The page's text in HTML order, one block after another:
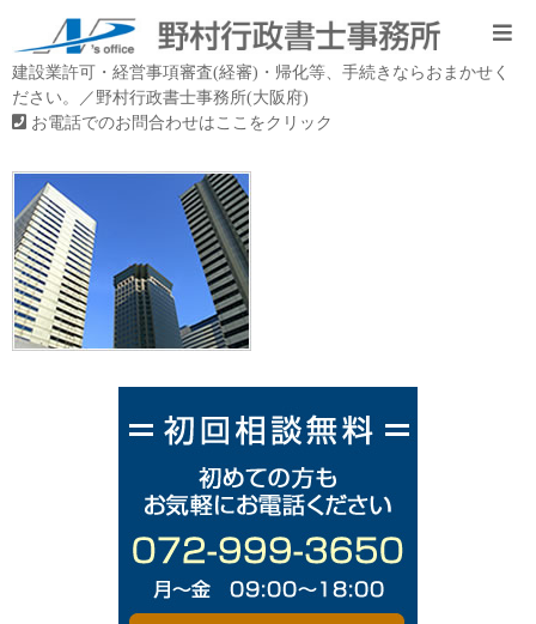
建設業許可・経営事項審査(経審)・帰化等、手続きならおまかせく
ださい。／野村行政書士事務所(大阪府)
お電話でのお問合わせはここをクリック